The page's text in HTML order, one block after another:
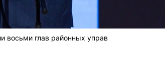
восьми глав районных управ